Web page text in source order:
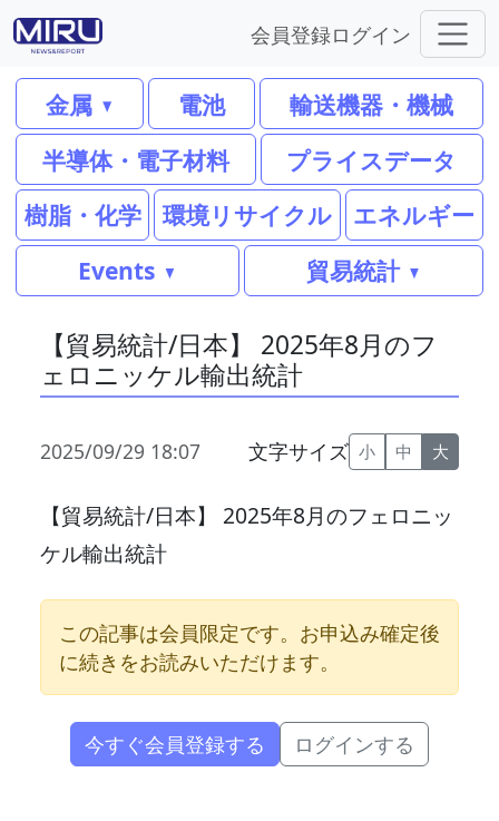
会員登録ログイン
金属 電池
輸送機器・機械
半導体・電子材料
プライスデータ
樹脂・化学
環境リサイクル
エネルギー
Events
貿易統計
【貿易統計/日本】 2025年8月のフ
ェロニッケル輸出統計
2025/09/29 18:07 文字サイズ 小 中 大
【貿易統計/日本】 2025年8月のフェロニッ
ケル輸出統計
この記事は会員限定です。お申込み確定後
に続きをお読みいただけます。
今すぐ会員登録する ログインする